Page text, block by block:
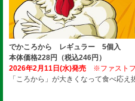
でかころから レギュラー 5個入
本体価格228円（税込246円）
2026年2月11日(水)発売 ※ファストフ
「ころから」が大きくなって食べ応え